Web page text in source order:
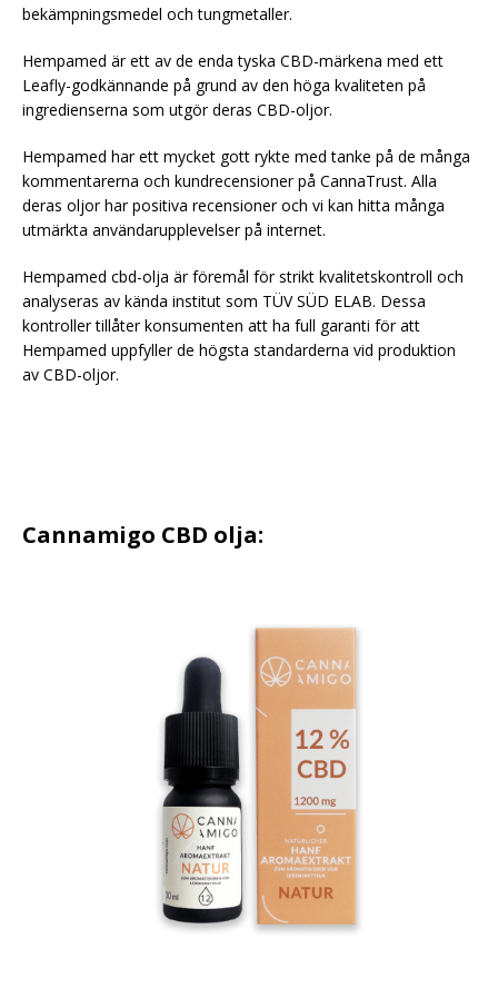
bekämpningsmedel och tungmetaller.
Hempamed är ett av de enda tyska CBD-märkena med ett
Leafly-godkännande på grund av den höga kvaliteten på
ingredienserna som utgör deras CBD-oljor.
Hempamed har ett mycket gott rykte med tanke på de många
kommentarerna och kundrecensioner på CannaTrust. Alla
deras oljor har positiva recensioner och vi kan hitta många
utmärkta användarupplevelser på internet.
Hempamed cbd-olja är föremål för strikt kvalitetskontroll och
analyseras av kända institut som TÜV SÜD ELAB. Dessa
kontroller tillåter konsumenten att ha full garanti för att
Hempamed uppfyller de högsta standarderna vid produktion
av CBD-oljor.
Cannamigo CBD olja: